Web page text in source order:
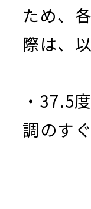
ため、
際は、
・37.5
調のす